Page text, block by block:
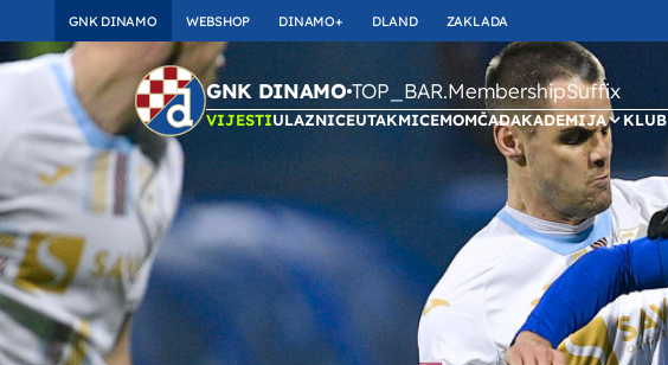
GNK DINAMO WEBSHOP DINAMO+ DLAND ZAKLADA
GNK DINAMO TOP_BAR.MembershipSuffix
VIJESTIULAZNICEUTAKMICEMOMČADAKADEMIJA KLUB